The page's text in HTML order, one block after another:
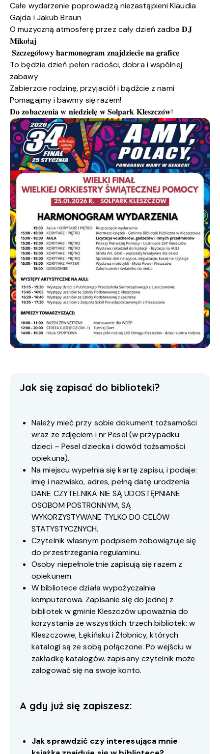
Całe wydarzenie poprowadzą niezastąpieni Klaudia
Gajda iJakub Braun
O muzyczną atmosferę przez cały dzień zadba 𝐃𝐉
𝐌𝐢𝐤𝐨ł𝐚𝐣
𝐒𝐳𝐜𝐳𝐞𝐠𝐨́ł𝐨𝐰𝐲 𝐡𝐚𝐫𝐦𝐨𝐧𝐨𝐠𝐫𝐚𝐦 𝐳𝐧𝐚𝐣𝐝𝐳𝐢𝐞𝐜𝐢𝐞 𝐧𝐚 𝐠𝐫𝐚𝐟𝐢𝐜𝐞
To będzie dzień pełen radości, dobra i wspólnej
zabawy
Zabierzcie rodzinę, przyjaciół i bądźcie z nami
Pomagajmy i bawmy się razem!
𝐃𝐨 𝐳𝐨𝐛𝐚𝐜𝐳𝐞𝐧𝐢𝐚 𝐰 𝐧𝐢𝐞𝐝𝐳𝐢𝐞𝐥𝐞̨ 𝐰 𝐒𝐨𝐥𝐩𝐚𝐫𝐤 𝐊𝐥𝐞𝐬𝐳𝐜𝐳𝐨́𝐰!
Jak się zapisać do biblioteki?
Należy mieć przy sobie dokument tożsamości
wraz ze zdjęciem i nr Pesel (w przypadku
dzieci – Pesel dziecka i dowód tożsamości
opiekuna).
Na miejscu wypełnia się kartę zapisu, i podaje:
imię i nazwisko, adres, pełną datę urodzenia
DANE CZYTELNIKA NIE SĄ UDOSTĘPNIANE
OSOBOM POSTRONNYM, SĄ
WYKORZYSTYWANE TYLKO DO CELÓW
STATYSTYCZNYCH.
Czytelnik własnym podpisem zobowiązuje się
do przestrzegania regulaminu.
Osoby niepełnoletnie zapisują się razem z
opiekunem.
W bibliotece działa wypożyczalnia
komputerowa. Zapisanie się do jednej z
bibliotek w gminie Kleszczów upoważnia do
korzystania ze wszystkich trzech bibliotek: w
Kleszczowie, Łękińsku i Żłobnicy, których
katalogi są ze sobą połączone. Po wejściu w
zakładkę katalogów. zapisany czytelnik może
zalogować się na swoje konto.
A gdy już się zapiszesz:
Jak sprawdzić czy interesująca mnie